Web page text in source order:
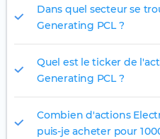
Dans quel secteur se
Generating PCL ?
Quel est le ticker de
Generating PCL ?
Combien d'actions
puis-je acheter pour 1